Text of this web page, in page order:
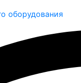
оборудования